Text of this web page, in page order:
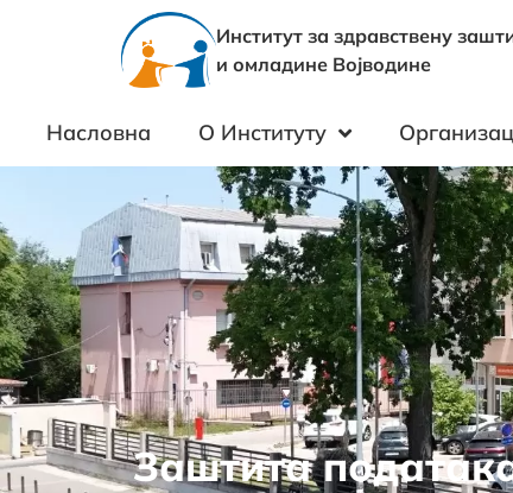
Институт за здравствену
и омладине Војводине
Насловна О Институту
Заштита